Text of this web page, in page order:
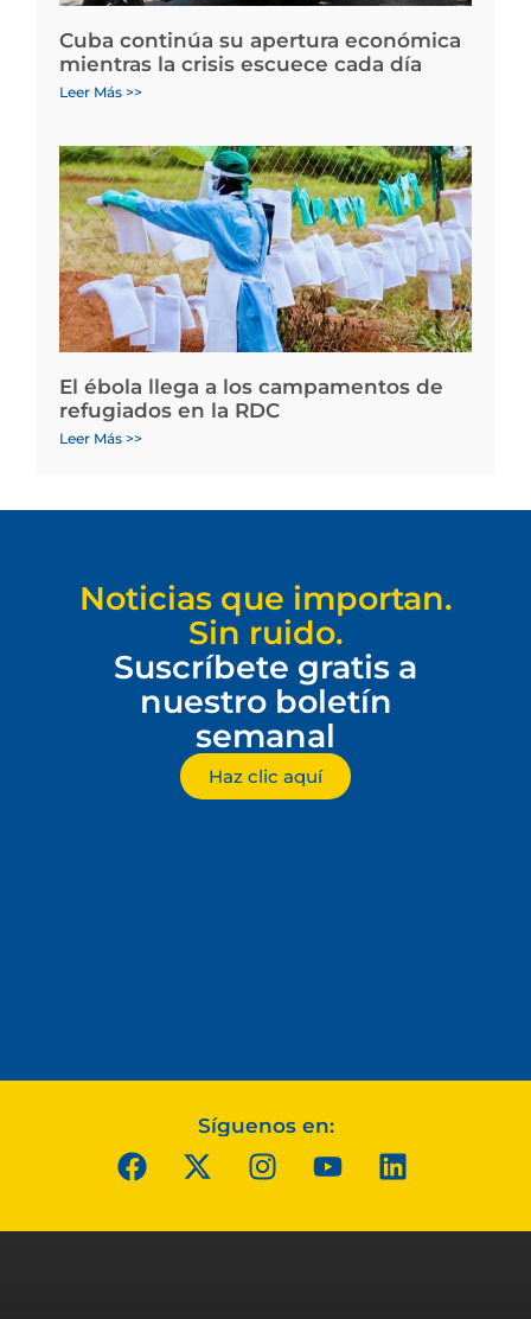
Cuba continúa su apertura económica
mientras la crisis escuece cada día
Leer Más >>
El ébola llega a los campamentos de
refugiados en la RDC
Leer Más >>
Noticias que importan.
Sin ruido.
Suscríbete gratis a
nuestro boletín
semanal
Haz clic aquí
Síguenos en: